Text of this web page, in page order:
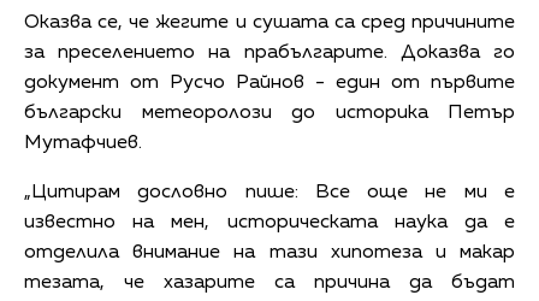
Оказва се, че жегите и сушата са сред причините
за преселението на прабългарите. Доказва го
документ от Русчо Райнов - един от първите
български метеоролози до историка Петър
Мутафчиев.
„Цитирам дословно пише: Все още не ми е
известно на мен, историческата наука да е
отделила внимание на тази хипотеза и макар
тезата, че хазарите са причина да бъдат